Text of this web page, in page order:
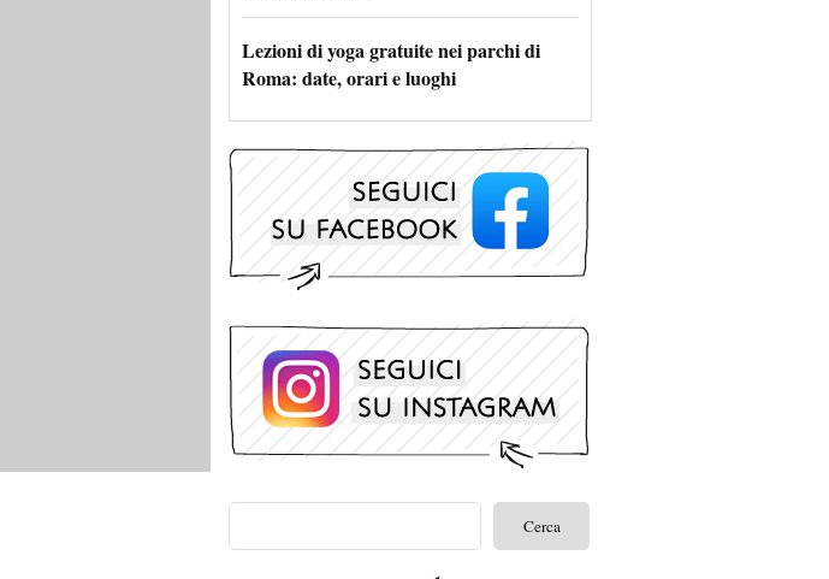
Lezioni di yoga gratuite nei parchi di
Roma: date, orari e luoghi